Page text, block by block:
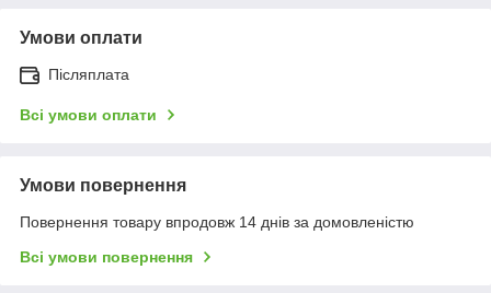
Умови оплати
Післяплата
Всі умови оплати
Умови повернення
Повернення товару впродовж 14 днів за домовленістю
Всі умови повернення